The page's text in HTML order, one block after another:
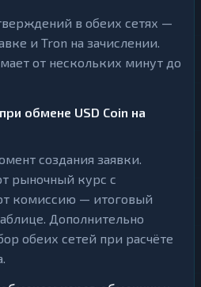
в обеих сетях —
и Tron на зачислении.
от нескольких минут до
обмене USD Coin на
создания заявки.
рыночный курс с
комиссию — итоговый
Дополнительно
обеих сетей при расчёте